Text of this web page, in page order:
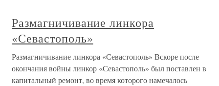
Размагничивание линкора
«Севастополь»
Размагничивание линкора «Севастополь» Вскоре после
окончания войны линкор «Севастополь» был поставлен в
капитальный ремонт, во время которого намечалось